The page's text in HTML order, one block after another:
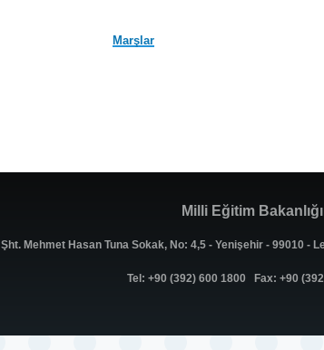
Marşlar
Milli Eğitim Bakanlığı
Şht. Mehmet Hasan Tuna Sokak, No: 4,5 - Yenişehir - 99010 -
Tel: +90 (392) 600 1800 Fax: +90